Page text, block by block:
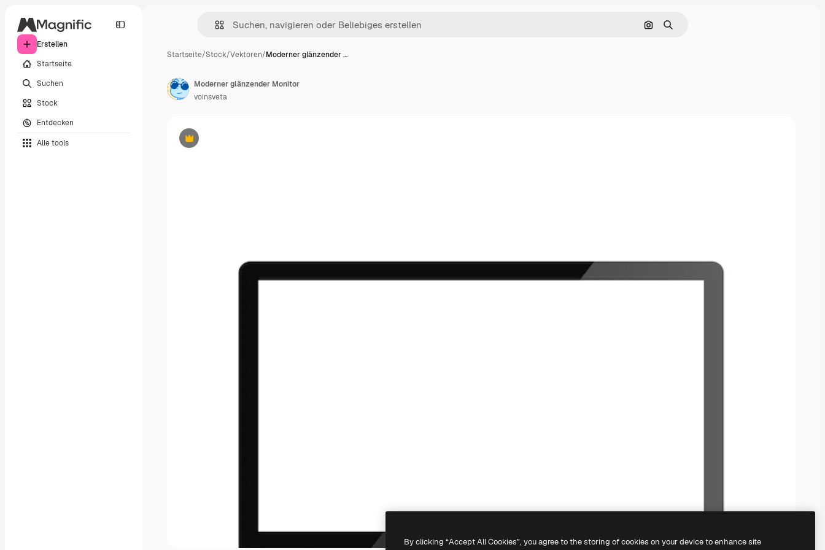
Erstellen
Startseite
Suchen
Stock
Entdecken
Alle tools
Nach Bild suchen
Suchen
Startseite/Stock/Vektoren/Moderner glänzender …
Premium
Moderner glänzender Monitor
voinsveta
By clicking “Accept All Cookies”, you agree to the storing of cookies on your device to enhance site